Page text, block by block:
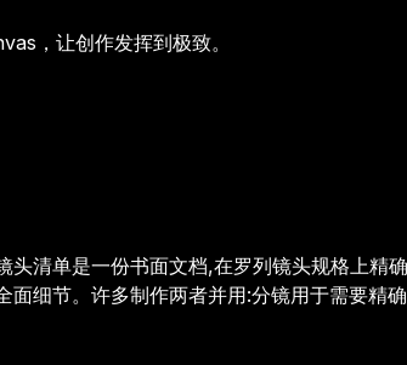
，让创作发挥到极致。
清单是一份书面文档,在罗列镜头规格上
细节。许多制作两者并用:分镜用于需要